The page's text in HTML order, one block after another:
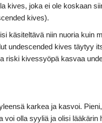
kives, joka ei ole koskaan
kives).
käsiteltävä niin nuoria kuin
undescended kives täytyy
riski kivessyöpä kasvaa
karkea ja kasvoi.
voi olla syyliä ja olisi lääkärin